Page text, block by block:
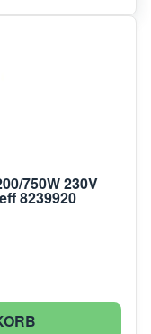
750W 230V
8239920